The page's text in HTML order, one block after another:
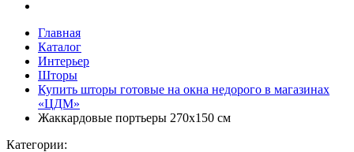
Главная
Каталог
Интерьер
Шторы
Купить шторы готовые на окна недорого в магазинах
«ЦДМ»
Жаккардовые портьеры 270х150 см
Категории: